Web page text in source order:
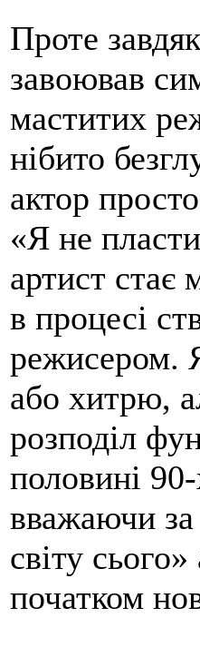
Проте
завоював
маститих
нібито
актор
«Я не
артист стає
в процесі
режисером.
або хитрю,
розподіл
половині
вважаючи за
світу
початком